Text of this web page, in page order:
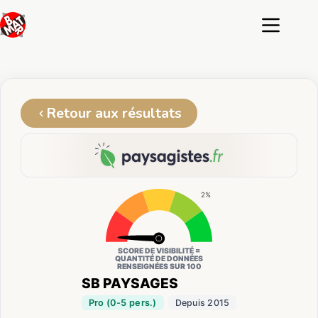
au
contenu
Retour aux résultats
SB PAYSAGES
Pro (0-5 pers.) Depuis 2015
2%
SCORE DE VISIBILITÉ =
QUANTITÉ DE DONNÉES
RENSEIGNÉES SUR 100